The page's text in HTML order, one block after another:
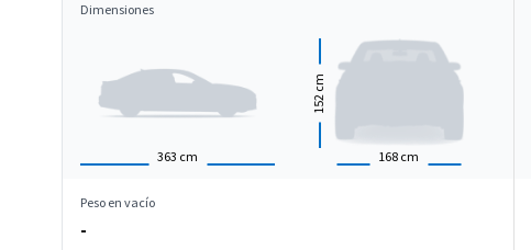
Dimensiones
363 cm 168 cm
152
cm
Peso en vacío
-